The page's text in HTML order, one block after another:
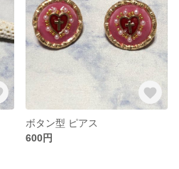
ボタン型 ピアス
600円